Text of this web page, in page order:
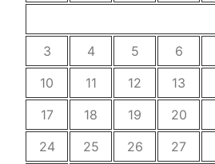
3
4 5 6
10
11 12 13
17
18 19 20
24
25 26 27